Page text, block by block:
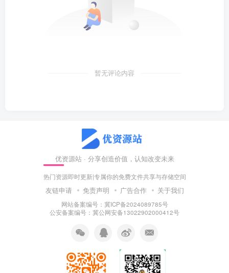
暂无评论内容
优资源站 · 分享创造价值，认知改变未来
热门资源即时更新|专属你的免费文件共享与存储空间
友链申请 免责声明 广告合作 关于我们
网站备案编号：冀ICP备2024089785号
公安备案编号：冀公网安备13022902000412号